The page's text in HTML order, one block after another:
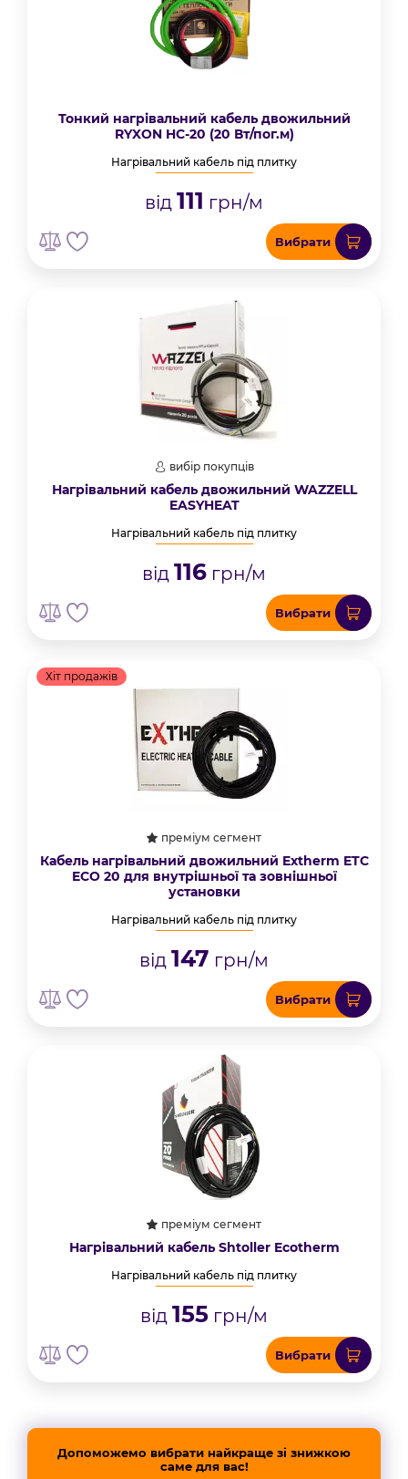
Тонкий нагрівальний кабель двожильний
RYXON HC-20 (20 Вт/пог.м)
Нагрівальний кабель під плитку
від 111 грн/м
Вибрати
вибір покупців
Нагрівальний кабель двожильний WAZZELL
EASYHEAT
Нагрівальний кабель під плитку
від 116 грн/м
Вибрати
Хіт продажів
преміум сегмент
Кабель нагрівальний двожильний Extherm ETС
ECO 20 для внутрішньої та зовнішньої
установки
Нагрівальний кабель під плитку
від 147 грн/м
Вибрати
преміум сегмент
Нагрівальний кабель Shtoller Ecotherm
Нагрівальний кабель під плитку
від 155 грн/м
Вибрати
Допоможемо вибрати найкраще зі знижкою
саме для вас!